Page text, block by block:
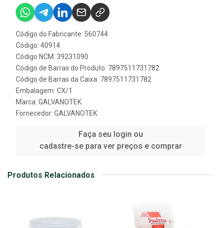
Código do Fabricante: 560744
Código: 40914
Código NCM: 39231090
Código de Barras do Produto: 7897511731782
Código de Barras da Caixa: 7897511731782
Embalagem: CX/1
Marca: GALVANOTEK
Fornecedor: GALVANOTEK
Faça seu login ou
cadastre-se para ver preços e comprar
Produtos Relacionados